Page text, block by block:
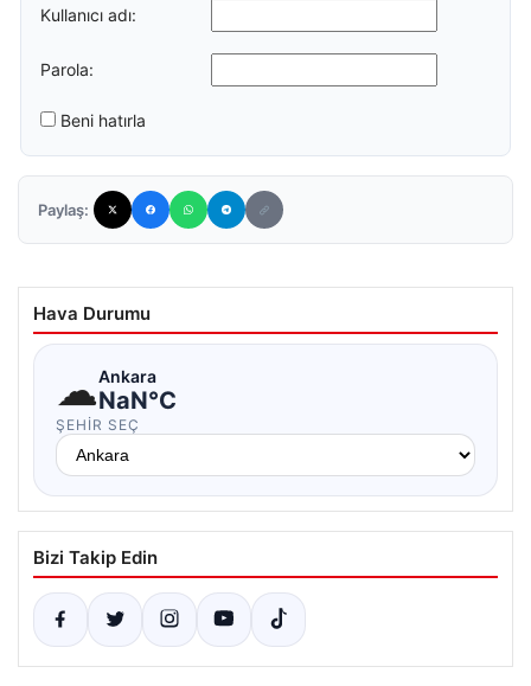
Kullanıcı adı:
Parola:
Beni hatırla
Paylaş:
Hava Durumu
☁Ankara
NaN°C
ŞEHIR SEÇ
Bizi Takip Edin